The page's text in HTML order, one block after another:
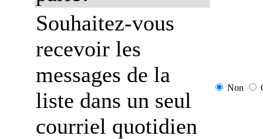
Souhaitez-vous
recevoir les
messages de la
liste dans un seul
courriel quotidien
Non